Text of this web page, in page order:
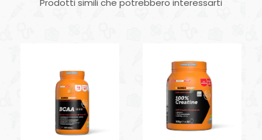
Prodotti simili che potrebbero interessarti